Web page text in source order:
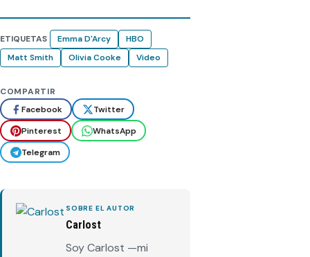
ETIQUETAS Emma D'Arcy
HBO
Matt Smith
Olivia Cooke Video
COMPARTIR
Facebook
Twitter
Pinterest
WhatsApp
Telegram
SOBRE EL AUTOR
Carlost
Soy Carlost —mi